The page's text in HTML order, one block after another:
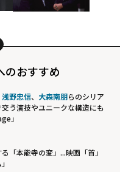
のおすすめ
浅野忠信、 大森南朋らのシリア
う演技やユニークな構造にも
」
「本能寺の変」...映画「首」